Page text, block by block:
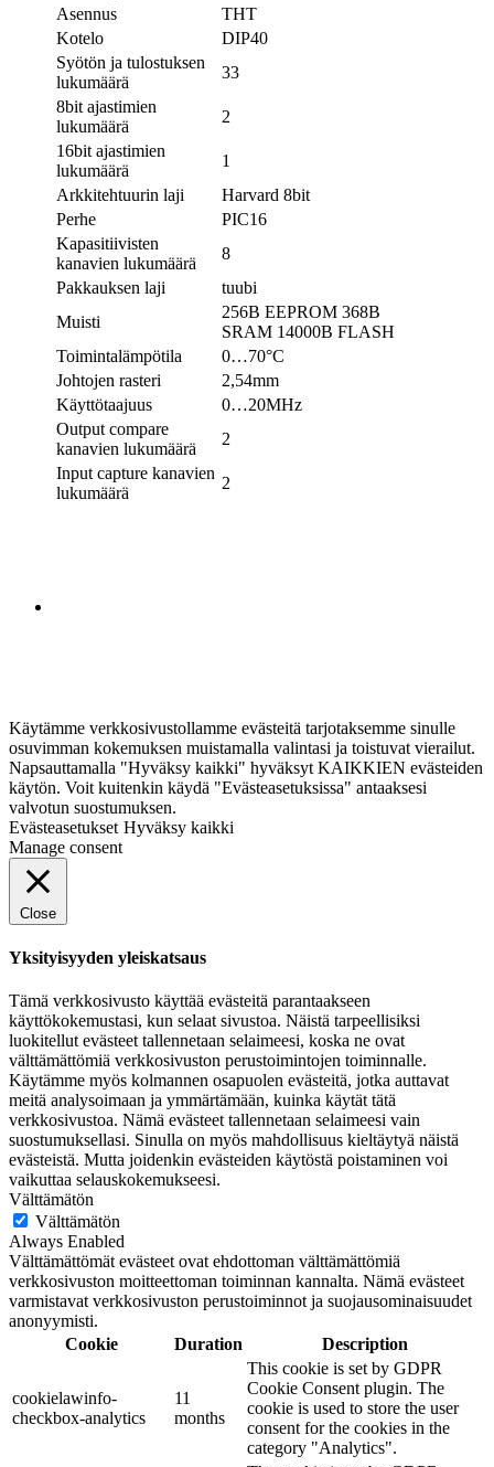
Asennus
THT
Kotelo
DIP40
Syötön ja tulostuksen
lukumäärä
33
8bit ajastimien
lukumäärä
2
16bit ajastimien
lukumäärä
1
Arkkitehtuurin laji
Harvard 8bit
Perhe
PIC16
Kapasitiivisten
kanavien lukumäärä
8
Pakkauksen laji
tuubi
Muisti
256B EEPROM 368B
SRAM 14000B FLASH
Toimintalämpötila
0…70°C
Johtojen rasteri
2,54mm
Käyttötaajuus
0…20MHz
Output compare
kanavien lukumäärä
2
Input capture kanavien
lukumäärä
2
Käytämme verkkosivustollamme evästeitä tarjotaksemme sinulle
osuvimman kokemuksen muistamalla valintasi ja toistuvat vierailut.
Napsauttamalla "Hyväksy kaikki" hyväksyt KAIKKIEN evästeiden
käytön. Voit kuitenkin käydä "Evästeasetuksissa" antaaksesi
valvotun suostumuksen.
Evästeasetukset Hyväksy kaikki
Manage consent
Close
Yksityisyyden yleiskatsaus
Tämä verkkosivusto käyttää evästeitä parantaakseen
käyttökokemustasi, kun selaat sivustoa. Näistä tarpeellisiksi
luokitellut evästeet tallennetaan selaimeesi, koska ne ovat
välttämättömiä verkkosivuston perustoimintojen toiminnalle.
Käytämme myös kolmannen osapuolen evästeitä, jotka auttavat
meitä analysoimaan ja ymmärtämään, kuinka käytät tätä
verkkosivustoa. Nämä evästeet tallennetaan selaimeesi vain
suostumuksellasi. Sinulla on myös mahdollisuus kieltäytyä näistä
evästeistä. Mutta joidenkin evästeiden käytöstä poistaminen voi
vaikuttaa selauskokemukseesi.
Välttämätön
Välttämätön
Always Enabled
Välttämättömät evästeet ovat ehdottoman välttämättömiä
verkkosivuston moitteettoman toiminnan kannalta. Nämä evästeet
varmistavat verkkosivuston perustoiminnot ja suojausominaisuudet
anonyymisti.
Cookie
Duration Description
cookielawinfo-
checkbox-analytics
11
months
This cookie is set by GDPR
Cookie Consent plugin. The
cookie is used to store the user
consent for the cookies in the
category "Analytics".